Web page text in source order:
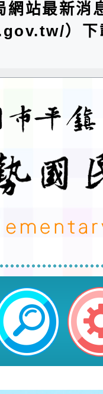
網站最新消
）下
民族語言
-桃園市平